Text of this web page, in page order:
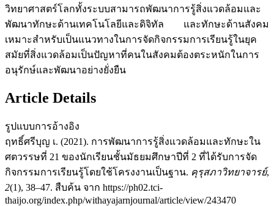
วิทยาศาสตร์โลกทั้งระบบสามารถพัฒนาการรู้สิ่งแวดล้อมและ
พัฒนาทักษะด้านเทคโนโลยีและดิจิทัล และทักษะด้านสังคม
เหมาะสำหรับเป็นแนวทางในการจัดกิจกรรมการเรียนรู้ในยุค
สมัยที่สิ่งแวดล้อมเป็นปัญหาที่คนในสังคมต้องตระหนักในการ
อนุรักษ์และพัฒนาอย่างยั่งยืน
Article Details
รูปแบบการอ้างอิง
ฤทธิ์ศรีบุญ เ. (2021). การพัฒนาการรู้สิ่งแวดล้อมและทักษะใน
ศตวรรษที่ 21 ของนักเรียนชั้นมัธยมศึกษาปีที่ 2 ที่ได้รับการจัด
กิจกรรมการเรียนรู้โดยใช้โครงงานเป็นฐาน. คุรุสภาวิทยาจารย์,
2(1), 38–47. สืบค้น จาก https://ph02.tci-
thaijo.org/index.php/withayajarnjournal/article/view/243470